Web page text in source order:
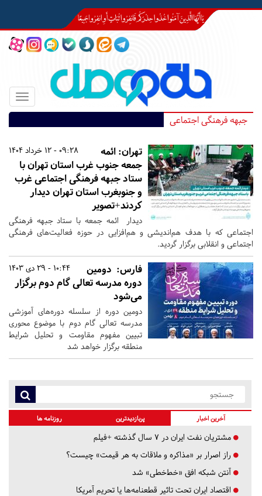
Toggle
جبهه فرهنگی اجتماعی
09:28 - 12 خرداد 1404 تهران: ائمه
جمعه جنوب غرب استان تهران با
ستاد جبهه فرهنگی اجتماعی غرب
و جنوبغرب استان تهران دیدار
کردند+تصویر
دیدار ائمه جمعه با ستاد جبهه فرهنگی
اجتماعی که با هدف هم‌اندیشی و هم‌افزایی در حوزه فعالیت‌های فرهنگی
اجتماعی و انقلابی برگزار گردید.
10:44 - 29 دی 1403 فارس: دومین
دوره مدرسه تعالی گام دوم برگزار
می‌شود
دومین دوره از سلسله دوره‌های آموزشی
مدرسه تعالی گام دوم با موضوع محوری
تبیین مفهوم مقاومت و تحلیل شرایط
منطقه برگزار خواهد شد
آخرین اخبار پربازدیدترین روزنامه ها
مشتریان نفت ایران در ۷ سال گذشته +فیلم
راز اصرار بر «مذاکره و ملاقات به هر قیمت» چیست؟
آنتن شبکه افق «خط‌خطی» شد
اقتصاد ایران تحت تاثیر قطعنامه‌ها یا تحریم‌ آمریکا